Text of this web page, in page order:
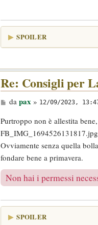
a
g
o
SPOILER
Re: Consigli per
M
s
s
a
g
g
i
o
da pax» 12/09/2023,
Purtroppo non è allestita
FB_IMG_1694526131817.jpg
Ovviamente senza quella
fondare bene a primavera.
Non hai i permessi
SPOILER